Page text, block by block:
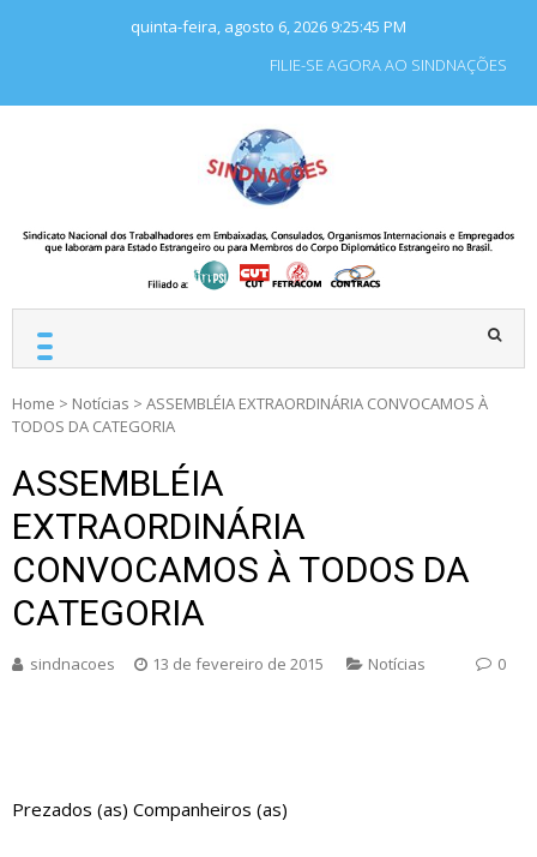
quinta-feira, agosto 6, 2026 9:25:46 PM
FILIE-SE AGORA AO SINDNAÇÕES
e Organismos
Empregados que laboram
para Estado Estrangeiro.
Home > Notícias > ASSEMBLÉIA EXTRAORDINÁRIA CONVOCAMOS À
TODOS DA CATEGORIA
ASSEMBLÉIA
EXTRAORDINÁRIA
CONVOCAMOS À TODOS DA
CATEGORIA
sindnacoes 13 de fevereiro de 2015 Notícias 0
Prezados (as) Companheiros (as)